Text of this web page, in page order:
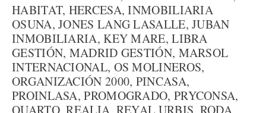
HABITAT, HERCESA, INMOBILIARIA
OSUNA, JONES LANG LASALLE, JUBAN
INMOBILIARIA, KEY MARE, LIBRA
GESTIÓN, MADRID GESTIÓN, MARSOL
INTERNACIONAL, OS MOLINEROS,
ORGANIZACIÓN 2000, PINCASA,
PROINLASA, PROMOGRADO, PRYCONSA,
QUARTO, REALIA, REYAL URBIS, RODA